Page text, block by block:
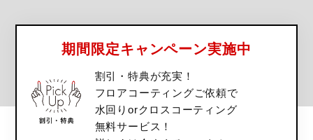
期間限定キャンペーン実施中
割引・特典が充実！
フロアコーティングご依頼で
水回りorクロスコーティング
無料サービス！